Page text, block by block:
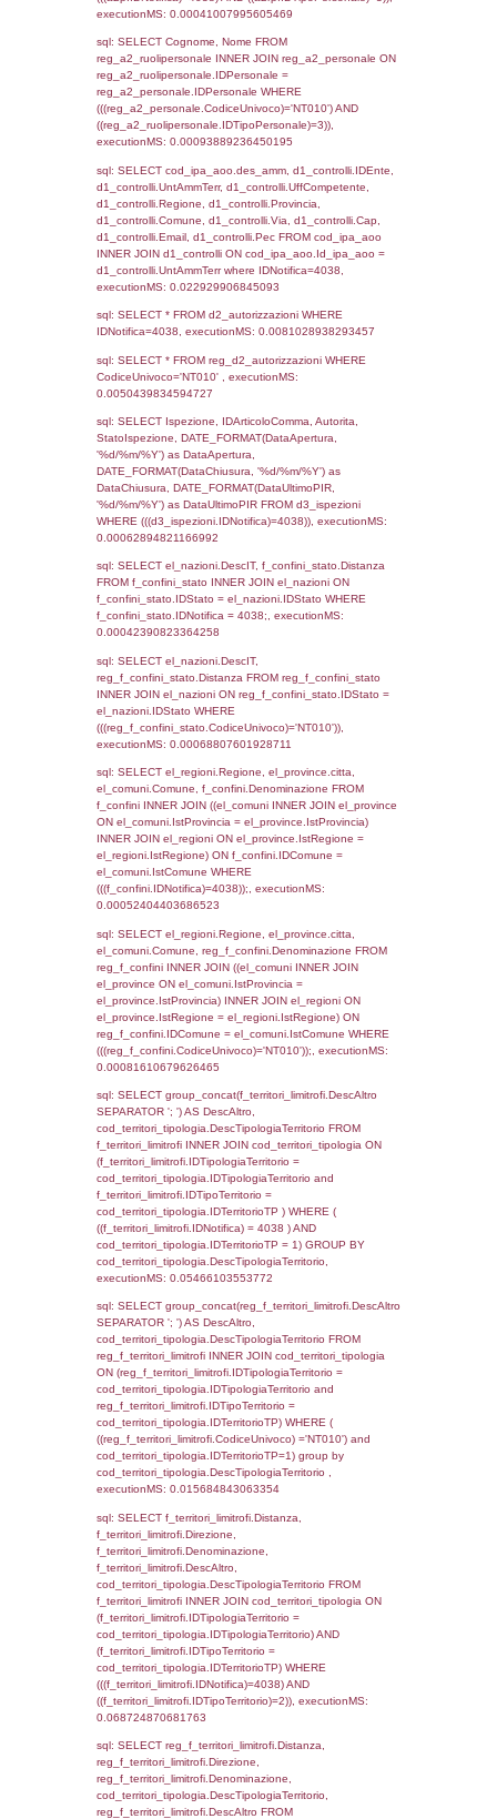
DATE(n.DataInvioNotifica) as
n.FileNotificaZip, n.DataFileNotificaZip
LEFT JOIN infostabilimento i ON
n.CodiceUnivoco LEFT JOIN
a1.CodiceUnivoco = n.CodiceUnivoco LEFT
el_comuni AS el_com ON a1.ComuneStab =
el_com.IstComune LEFT JOIN el_province
a1.ProvinciaStab = el_prov.IstProvincia
n.IDNotifica = 4038;, executionMS:
sql: SELECT a1_stabilimento.*,
ComuneST, el_province.citta as
el_regioni.Regione as RegioneST,
as ComuneSL, el_province_1.citta as
el_regioni_1.Regione as RegioneSL FROM
(((((a1_stabilimento LEFT JOIN el_comuni
a1_stabilimento.ComuneStab =
LEFT JOIN el_province ON
= el_province.IstProvincia) LEFT JOIN
a1_stabilimento.RegioneStab =
LEFT JOIN el_comuni AS el_comuni_1 ON
a1_stabilimento.IstComuneSL =
LEFT JOIN el_province AS el_province_1
a1_stabilimento.IstProvinciaSL =
el_province_1.IstProvincia) LEFT JOIN
el_regioni_1.IstRegione where
executionMS: 0.00075984001159668
sql: SELECT a2p.Cognome, a2p.Nome
a2_ruolipersonale a2rp INNER JOIN
a2rp.IDPersonale = a2p.IDPersonale
(((a2p.IDNotifica)=4038) AND
executionMS: 0.00058507919311523
sql: SELECT Cognome, Nome FROM
reg_a2_ruolipersonale INNER JOIN
reg_a2_ruolipersonale.IDPersonale =
reg_a2_personale.IDPersonale WHERE
executionMS: 0.0013401508331299
a2_ruolipersonale a2rp INNER JOIN
a2rp.IDPersonale = a2p.IDPersonale
(((a2p.IDNotifica)=4038) AND
executionMS: 0.00041007995605469
sql: SELECT Cognome, Nome FROM
reg_a2_ruolipersonale INNER JOIN
reg_a2_ruolipersonale.IDPersonale =
reg_a2_personale.IDPersonale WHERE
executionMS: 0.00093889236450195
sql: SELECT cod_ipa_aoo.des_amm,
d1_controlli.UntAmmTerr,
d1_controlli.Regione, d1_controlli.Provincia,
d1_controlli.Email, d1_controlli.Pec FROM
INNER JOIN d1_controlli ON
d1_controlli.UntAmmTerr where
executionMS: 0.022929906845093
sql: SELECT * FROM d2_autorizzazioni
IDNotifica=4038, executionMS:
sql: SELECT * FROM
CodiceUnivoco='NT010' , executionMS:
0.0050439834594727
sql: SELECT Ispezione, IDArticoloComma,